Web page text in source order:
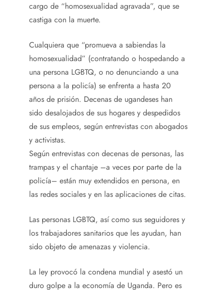
cargo de “homosexualidad agravada”, que se
castiga con la muerte.
Cualquiera que “promueva a sabiendas la
homosexualidad” (contratando o hospedando a
una persona LGBTQ, o no denunciando a una
persona a la policía) se enfrenta a hasta 20
años de prisión. Decenas de ugandeses han
sido desalojados de sus hogares y despedidos
de sus empleos, según entrevistas con abogados
y activistas.
Según entrevistas con decenas de personas, las
trampas y el chantaje –a veces por parte de la
policía– están muy extendidos en persona, en
las redes sociales y en las aplicaciones de citas.
Las personas LGBTQ, así como sus seguidores y
los trabajadores sanitarios que les ayudan, han
sido objeto de amenazas y violencia.
La ley provocó la condena mundial y asestó un
duro golpe a la economía de Uganda. Pero es